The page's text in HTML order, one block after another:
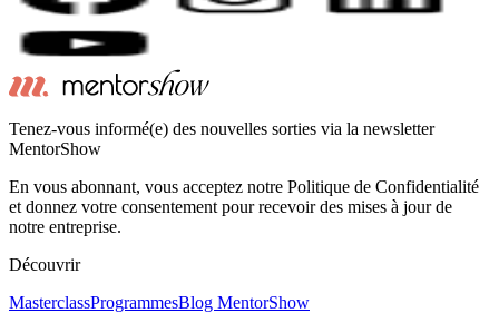
Tenez-vous informé(e) des nouvelles sorties via la newsletter
MentorShow
En vous abonnant, vous acceptez notre Politique de Confidentialité
et donnez votre consentement pour recevoir des mises à jour de
notre entreprise.
Découvrir
MasterclassProgrammesBlog MentorShow